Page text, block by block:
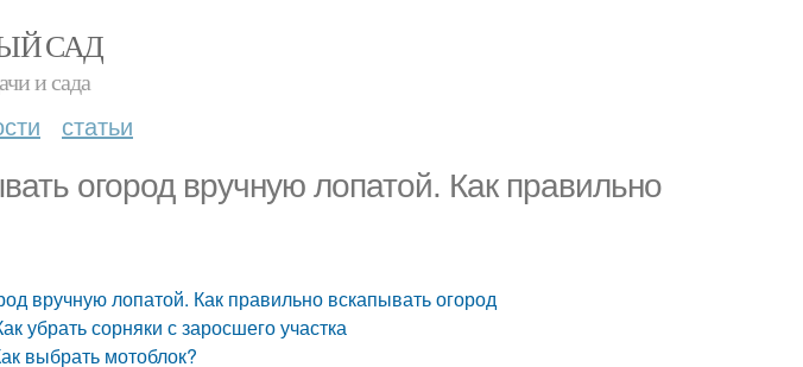
САД
и сада
статьи
огород вручную лопатой. Как правильно
вручную лопатой. Как правильно вскапывать огород
убрать сорняки с заросшего участка
выбрать мотоблок?